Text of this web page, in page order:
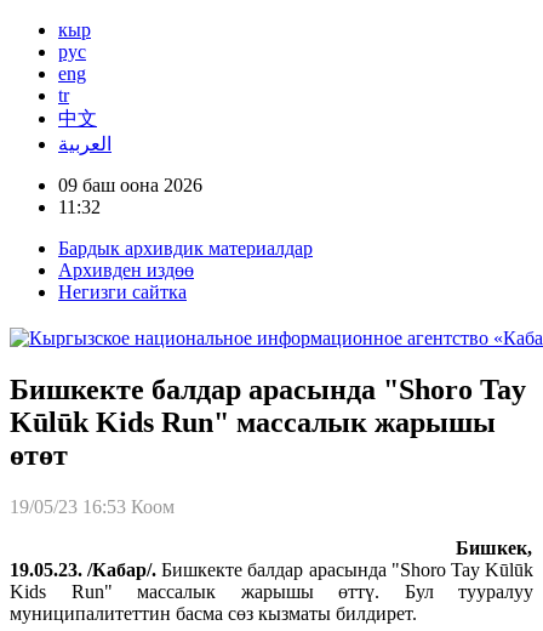
кыр
рус
eng
tr
中文
العربية
09 баш оона 2026
11:32
Бардык архивдик материалдар
Архивден издөө
Негизги сайтка
Бишкекте балдар арасында "Shoro Tay
Kūlūk Kids Run" массалык жарышы
өтөт
19/05/23 16:53 Коом
Бишкек,
19.05.23. /Кабар/.Бишкекте балдар арасында "Shoro Tay Kūlūk
Kids Run" массалык жарышы өттү. Бул тууралуу
муниципалитеттин басма сөз кызматы билдирет.